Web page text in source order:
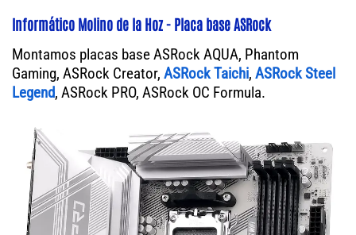
Informático Molino de la Hoz - Placa base ASRock
Montamos placas base ASRock AQUA, Phantom
Gaming, ASRock Creator, ASRock Taichi, ASRock Steel
Legend, ASRock PRO, ASRock OC Formula.